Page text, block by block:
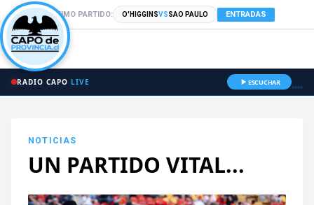
PRÓXIMO PARTIDO: O'HIGGINSVSSAO PAULO ENTRADAS
RADIO CAPO LIVE ESCUCHAR
NOTICIAS
UN PARTIDO VITAL...